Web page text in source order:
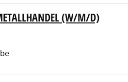
(W/M/D)